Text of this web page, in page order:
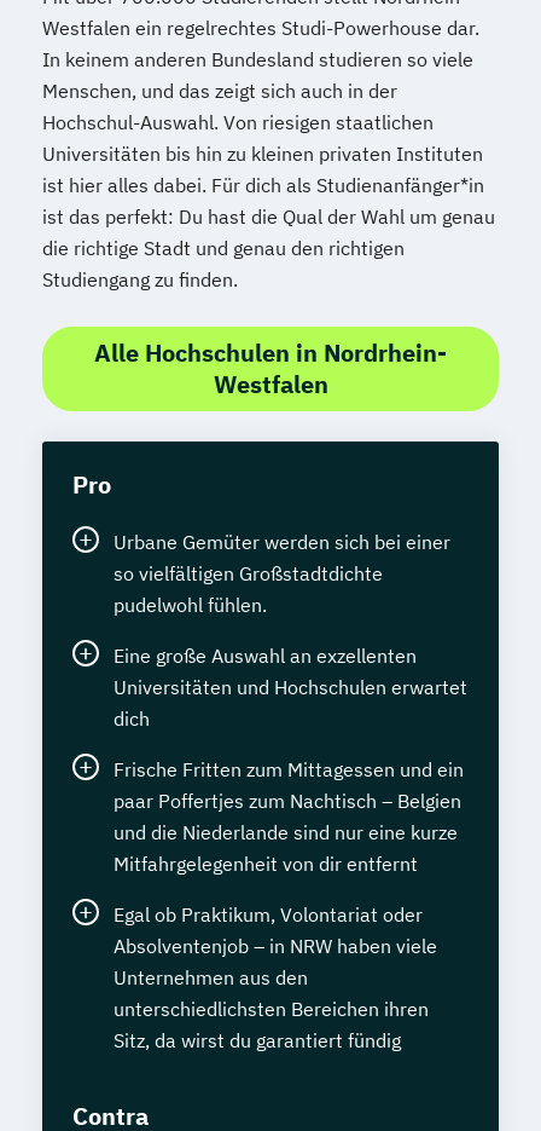
Westfalen ein regelrechtes Studi-Powerhouse dar.
In keinem anderen Bundesland studieren so viele
Menschen, und das zeigt sich auch in der
Hochschul-Auswahl. Von riesigen staatlichen
Universitäten bis hin zu kleinen privaten Instituten
ist hier alles dabei. Für dich als Studienanfänger*in
ist das perfekt: Du hast die Qual der Wahl um genau
die richtige Stadt und genau den richtigen
Studiengang zu finden.
Alle Hochschulen in Nordrhein-
Westfalen
Pro
Urbane Gemüter werden sich bei einer
so vielfältigen Großstadtdichte
pudelwohl fühlen.
Eine große Auswahl an exzellenten
Universitäten und Hochschulen erwartet
dich
Frische Fritten zum Mittagessen und ein
paar Poffertjes zum Nachtisch – Belgien
und die Niederlande sind nur eine kurze
Mitfahrgelegenheit von dir entfernt
Egal ob Praktikum, Volontariat oder
Absolventenjob – in NRW haben viele
Unternehmen aus den
unterschiedlichsten Bereichen ihren
Sitz, da wirst du garantiert fündig
Contra